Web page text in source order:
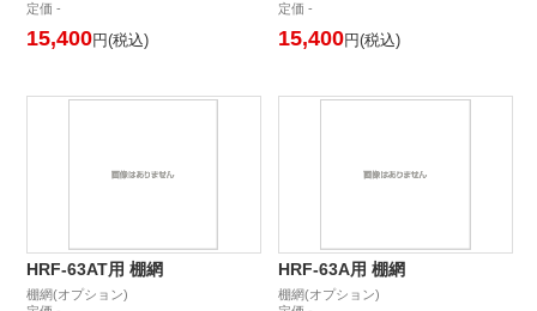
定価 -
15,400円(税込)
定価 -
15,400円(税込)
HRF-63AT用 棚網
棚網(オプション)
HRF-63A用 棚網
棚網(オプション)